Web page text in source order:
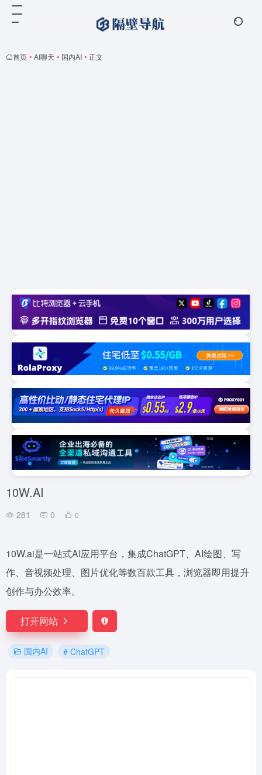
首页 • AI聊天 • 国内AI • 正文
10W.AI
281 0 0
10W.ai是一站式AI应用平台，集成ChatGPT、AI绘图、写
作、音视频处理、图片优化等数百款工具，浏览器即用提升
创作与办公效率。
打开网站
国内AI # ChatGPT